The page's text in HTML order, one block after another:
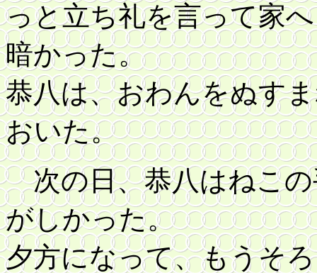
っと立ち礼を言って家
暗かった。
恭八は、おわんをぬす
おいた。
次の日、恭八はねこの
がしかった。
夕方になって、もうそ